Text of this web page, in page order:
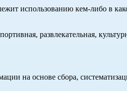
использованию кем-либо в
развлекательная,
на основе сбора,